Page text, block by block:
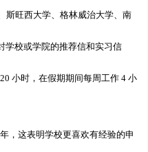
斯旺西大学、格林威治大学、南
学校或学院的推荐信和实习信
小时，在假期期间每周工作 4 小
，这表明学校更喜欢有经验的申